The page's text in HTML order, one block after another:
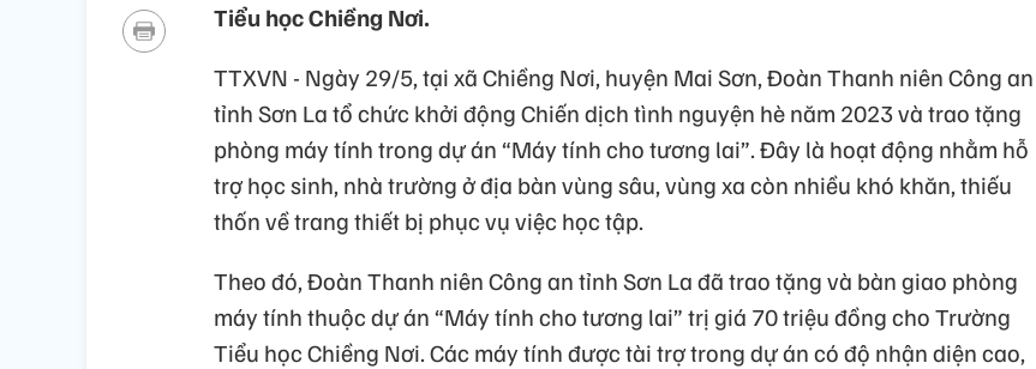
Tiểu học Chiềng Nơi.
TTXVN - Ngày 29/5, tại xã Chiềng Nơi, huyện Mai Sơn, Đoàn Thanh niên Công an
tỉnh Sơn La tổ chức khởi động Chiến dịch tình nguyện hè năm 2023 và trao tặng
phòng máy tính trong dự án “Máy tính cho tương lai”. Đây là hoạt động nhằm hỗ
trợ học sinh, nhà trường ở địa bàn vùng sâu, vùng xa còn nhiều khó khăn, thiếu
thốn về trang thiết bị phục vụ việc học tập.
Theo đó, Đoàn Thanh niên Công an tỉnh Sơn La đã trao tặng và bàn giao phòng
máy tính thuộc dự án “Máy tính cho tương lai” trị giá 70 triệu đồng cho Trường
Tiểu học Chiềng Nơi. Các máy tính được tài trợ trong dự án có độ nhận diện cao,